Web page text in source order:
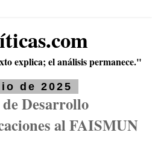
explica; el análisis permanece."
de 2025
Desarrollo
al FAISMUN